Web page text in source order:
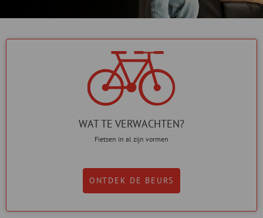
WAT TE VERWACHTEN?
Fietsen in al zijn vormen
ONTDEK DE BEURS